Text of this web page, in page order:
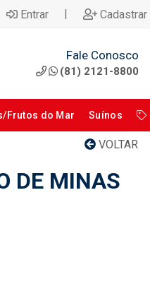
Entrar | Cadastrar
Fale Conosco
(81) 2121-8800
Frutos do Mar Suínos
VOLTAR
DE MINAS